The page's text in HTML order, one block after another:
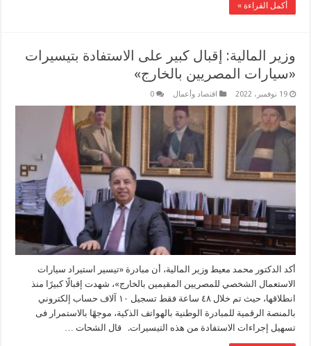
أكمل القراءة »
وزير المالية: إقبال كبير على الاستفادة بتيسيرات
«سيارات المصريين بالخارج»
19 نوفمبر، 2022 اقتصاد وأعمال 0
أكد الدكتور محمد معيط وزير المالية، أن مبادرة «تيسير استيراد سيارات
الاستعمال الشخصي للمصريين المقيمين بالخارج»، شهدت إقبالًا كبيرًا منذ
انطلاقها، حيث تم خلال ٤٨ ساعة فقط تسجيل ١٠ آلاف حساب إلكتروني
بالمنصة الرقمية للمبادرة الوطنية بالهواتف الذكية، موجهًا بالاستمرار فى
تسهيل إجراءات الاستفادة من هذه التيسيرات. قال الشحات …